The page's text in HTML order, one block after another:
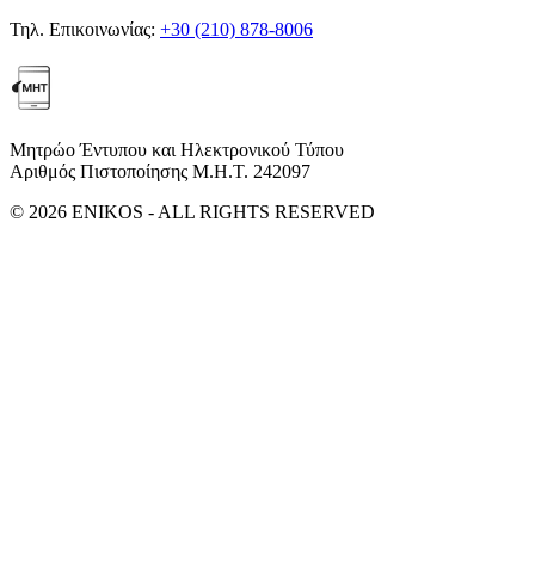
Τηλ. Επικοινωνίας: +30 (210) 878-8006
Μητρώο Έντυπου και Ηλεκτρονικού Τύπου
Αριθμός Πιστοποίησης Μ.Η.Τ. 242097
© 2026 ENIKOS - ALL RIGHTS RESERVED